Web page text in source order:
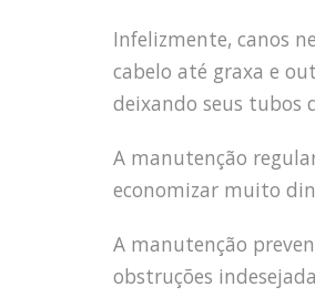
Infelizmente, canos
cabelo até graxa e
deixando seus tubos
A manutenção
economizar muito
A manutenção
obstruções